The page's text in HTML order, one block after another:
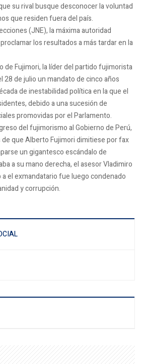
su rival busque desconocer la voluntad
que residen fuera del país.
(JNE), la máxima autoridad
los resultados a más tardar en la
de Fujimori, la líder del partido fujimorista
28 de julio un mandato de cinco años
de inestabilidad política en la que el
debido a una sucesión de
promovidas por el Parlamento.
del fujimorismo al Gobierno de Perú,
que Alberto Fujimori dimitiese por fax
un gigantesco escándalo de
a su mano derecha, el asesor Vladimiro
el exmandatario fue luego condenado
y corrupción.